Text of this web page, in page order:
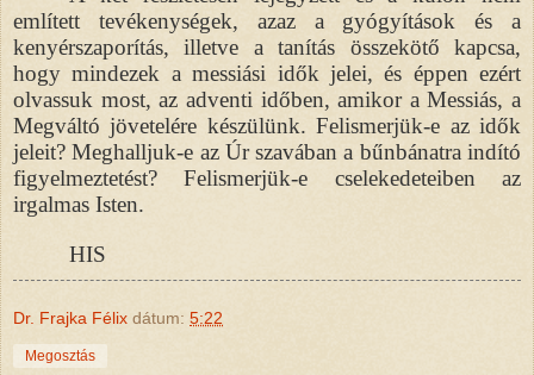
említett tevékenységek, azaz a gyógyítások és a
kenyérszaporítás, illetve a tanítás összekötő kapcsa,
hogy mindezek a messiási idők jelei, és éppen ezért
olvassuk most, az adventi időben, amikor a Messiás, a
Megváltó jövetelére készülünk. Felismerjük-e az idők
jeleit? Meghalljuk-e az Úr szavában a bűnbánatra indító
figyelmeztetést? Felismerjük-e cselekedeteiben az
irgalmas Isten.
HIS
Dr. Frajka Félix dátum: 5:22
Megosztás